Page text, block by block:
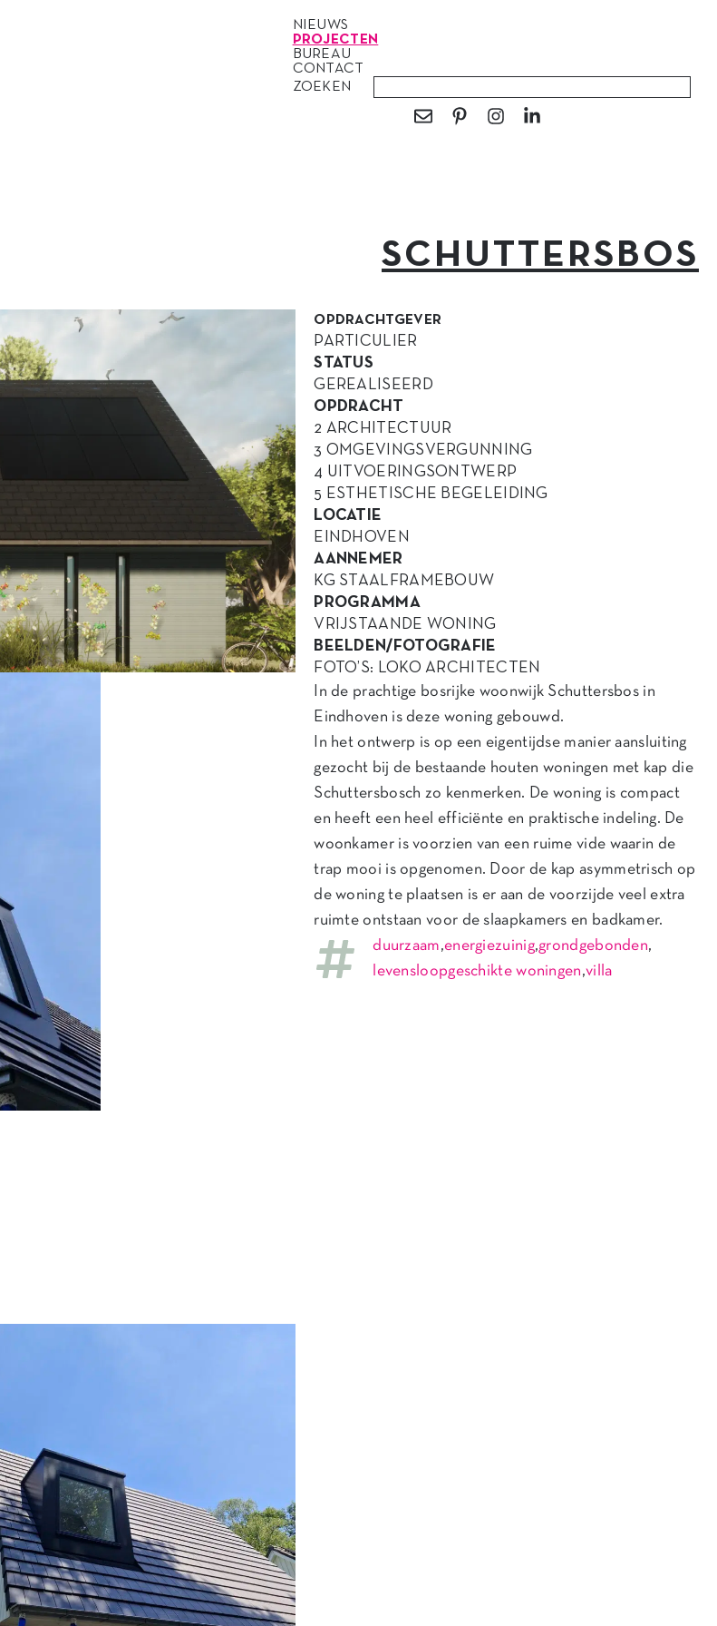
NIEUWS
PROJECTEN
BUREAU
CONTACT
ZOEKEN
SCHUTTERSBOS
OPDRACHTGEVER
PARTICULIER
STATUS
GEREALISEERD
OPDRACHT
2 ARCHITECTUUR
3 OMGEVINGSVERGUNNING
4 UITVOERINGSONTWERP
5 ESTHETISCHE BEGELEIDING
LOCATIE
EINDHOVEN
AANNEMER
KG STAALFRAMEBOUW
PROGRAMMA
VRIJSTAANDE WONING
BEELDEN/FOTOGRAFIE
FOTO’S: LOKO ARCHITECTEN
In de prachtige bosrijke woonwijk Schuttersbos in
Eindhoven is deze woning gebouwd.
In het ontwerp is op een eigentijdse manier aansluiting
gezocht bij de bestaande houten woningen met kap die
Schuttersbosch zo kenmerken. De woning is compact
en heeft een heel efficiënte en praktische indeling. De
woonkamer is voorzien van een ruime vide waarin de
trap mooi is opgenomen. Door de kap asymmetrisch op
de woning te plaatsen is er aan de voorzijde veel extra
ruimte ontstaan voor de slaapkamers en badkamer.
duurzaam,energiezuinig,grondgebonden,
levensloopgeschikte woningen,villa